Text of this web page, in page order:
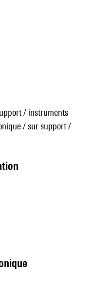
/ instruments
/ sur support /